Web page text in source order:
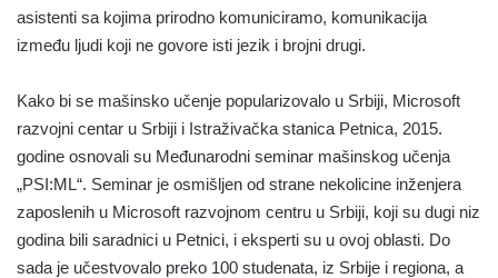
asistenti sa kojima prirodno komuniciramo, komunikacija
između ljudi koji ne govore isti jezik i brojni drugi.
Kako bi se mašinsko učenje popularizovalo u Srbiji, Microsoft
razvojni centar u Srbiji i Istraživačka stanica Petnica, 2015.
godine osnovali su Međunarodni seminar mašinskog učenja
„PSI:ML“. Seminar je osmišljen od strane nekolicine inženjera
zaposlenih u Microsoft razvojnom centru u Srbiji, koji su dugi niz
godina bili saradnici u Petnici, i eksperti su u ovoj oblasti. Do
sada je učestvovalo preko 100 studenata, iz Srbije i regiona, a